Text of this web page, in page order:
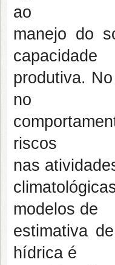
ao
manejo do
capacidade
produtiva.
no
riscos
nas
modelos de
estimativa
hídrica é